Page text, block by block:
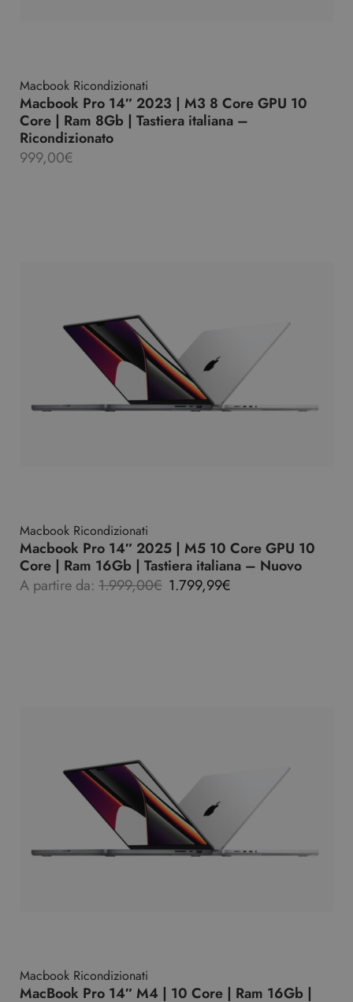
Macbook Ricondizionati
Macbook Pro 14″ 2023 | M3 8 Core GPU 10
Core | Ram 8Gb | Tastiera italiana –
Ricondizionato
999,00€
Macbook Ricondizionati
Macbook Pro 14″ 2025 | M5 10 Core GPU 10
Core | Ram 16Gb | Tastiera italiana – Nuovo
A partire da: 1.999,00€ 1.799,99€
Macbook Ricondizionati
MacBook Pro 14″ M4 | 10 Core | Ram 16Gb |